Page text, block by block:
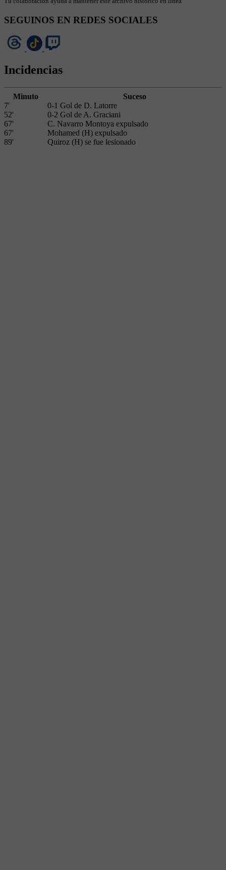
SEGUINOS EN REDES SOCIALES
Incidencias
Minuto
Suceso
7'
0-1 Gol de D. Latorre
52'
0-2 Gol de A. Graciani
67'
C. Navarro Montoya expulsado
67'
Mohamed (H) expulsado
89'
Quiroz (H) se fue lesionado